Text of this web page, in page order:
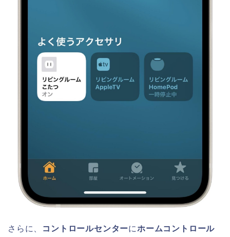
さらに、 コントロールセンターにホームコントロール